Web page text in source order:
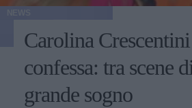
Carolina
confessa: tra scene
grande sogno